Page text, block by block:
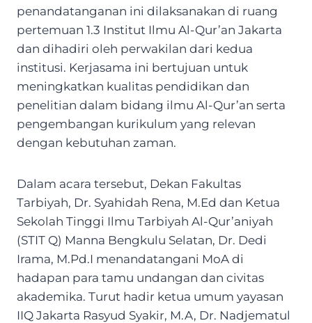
penandatanganan ini dilaksanakan di ruang
pertemuan 1.3 Institut Ilmu Al-Qur’an Jakarta
dan dihadiri oleh perwakilan dari kedua
institusi. Kerjasama ini bertujuan untuk
meningkatkan kualitas pendidikan dan
penelitian dalam bidang ilmu Al-Qur’an serta
pengembangan kurikulum yang relevan
dengan kebutuhan zaman.
Dalam acara tersebut, Dekan Fakultas
Tarbiyah, Dr. Syahidah Rena, M.Ed dan Ketua
Sekolah Tinggi Ilmu Tarbiyah Al-Qur’aniyah
(STIT Q) Manna Bengkulu Selatan, Dr. Dedi
Irama, M.Pd.I menandatangani MoA di
hadapan para tamu undangan dan civitas
akademika. Turut hadir ketua umum yayasan
IIQ Jakarta Rasyud Syakir, M.A, Dr. Nadjematul